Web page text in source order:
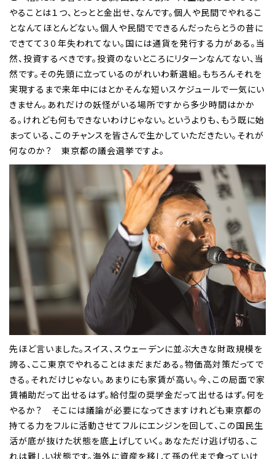
やることは１つ、とっとと金出せ、なんです。個人や民間でやれるこ
となんてほとんどない。個人や民間でできるんだったらとうの昔に
できてて３０年失われてない。国には通貨を発行する力がある。当
然、投資するべきです。投資のないところにリターンなんてない、当
然です。その先頭に立っているのがれいわ新選組。もちろんそれを
実現するまで来年中にはとかそんな短いスケジュールで一気にい
きません。あれだけの妖怪がいる場所ですから多少時間はかか
る。けれども何もできないわけじゃない。というよりも、もう既に始
まっている、このチャンスを皆さんで生かしていただきたい。それが
何なのか？ 東京都の議会選挙ですよ。
先ほど言いました。スイス、スウェーデンに並ぶ大きな財政規模を
誇る、ここ東京でやれることはまだまだある。物価高対策だってで
きる。それだけじゃない。あまりにも家賃が高い。今、この局面で家
賃補助だって出せるはず。給付型の奨学金だって出せるはず。何を
やるか？ そこには議論が必要になってきますけれども東京都の
持てる力をフルに活動させてフルにエンジンを回して、この国民生
活が底が抜けた状態を底上げしていく。あなただけ逃げ切る、こ
れは難しい状態です。海外に資産を移して孫の代まで食っていけ